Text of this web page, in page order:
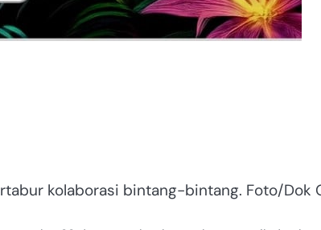
kolaborasi bintang-bintang. Foto/Dok